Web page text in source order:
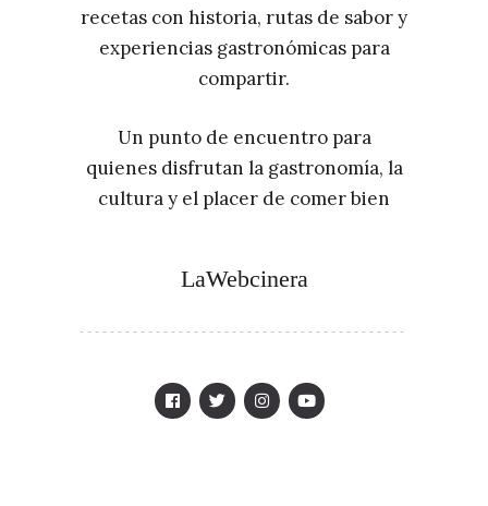
recetas con historia, rutas de sabor y
experiencias gastronómicas para
compartir.
Un punto de encuentro para
quienes disfrutan la gastronomía, la
cultura y el placer de comer bien
LaWebcinera